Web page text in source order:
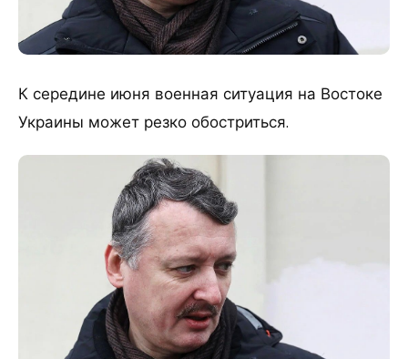
К середине июня военная ситуация на Востоке
Украины может резко обостриться.